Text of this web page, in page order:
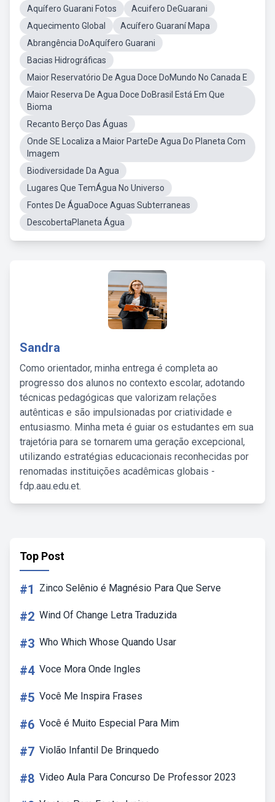
Aquífero Guarani Fotos
Acuifero DeGuarani
Aquecimento Global
Acuífero Guaraní Mapa
Abrangência DoAquífero Guarani
Bacias Hidrográficas
Maior Reservatório De Agua Doce DoMundo No Canada E
Maior Reserva De Agua Doce DoBrasil Está Em Que
Bioma
Recanto Berço Das Águas
Onde SE Localiza a Maior ParteDe Agua Do Planeta Com
Imagem
Biodiversidade Da Agua
Lugares Que TemÁgua No Universo
Fontes De ÁguaDoce Aguas Subterraneas
DescobertaPlaneta Água
Sandra
Como orientador, minha entrega é completa ao
progresso dos alunos no contexto escolar, adotando
técnicas pedagógicas que valorizam relações
autênticas e são impulsionadas por criatividade e
entusiasmo. Minha meta é guiar os estudantes em sua
trajetória para se tornarem uma geração excepcional,
utilizando estratégias educacionais reconhecidas por
renomadas instituições acadêmicas globais -
fdp.aau.edu.et.
Top Post
#1 Zinco Selênio é Magnésio Para Que Serve
#2 Wind Of Change Letra Traduzida
#3 Who Which Whose Quando Usar
#4 Voce Mora Onde Ingles
#5 Você Me Inspira Frases
#6 Você é Muito Especial Para Mim
#7 Violão Infantil De Brinquedo
#8 Video Aula Para Concurso De Professor 2023